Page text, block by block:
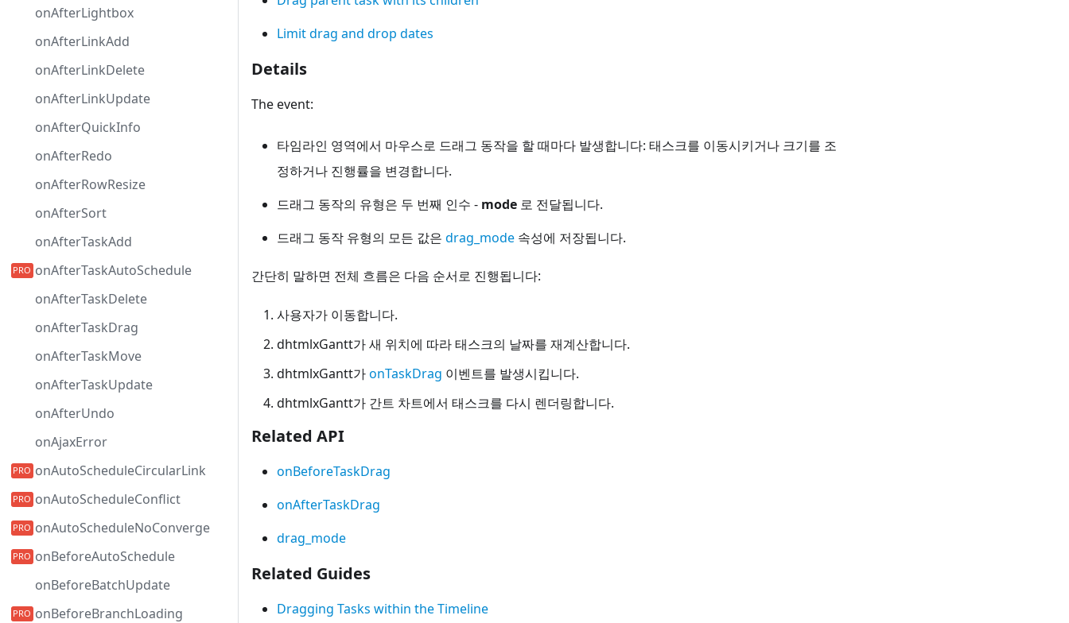
onAfterLightbox
onAfterLinkAdd
onAfterLinkDelete
onAfterLinkUpdate
onAfterQuickInfo
onAfterRedo
onAfterRowResize
onAfterSort
onAfterTaskAdd
onAfterTaskAutoSchedule
onAfterTaskDelete
onAfterTaskDrag
onAfterTaskMove
onAfterTaskUpdate
onAfterUndo
onAjaxError
onAutoScheduleCircularLink
onAutoScheduleConflict
onAutoScheduleNoConverge
onBeforeAutoSchedule
onBeforeBatchUpdate
onBeforeBranchLoading
Limit drag and drop dates
Details
The event:
타임라인 영역에서 마우스로 드래그 동작을 할 때마다 발생합니다: 태스크를 이동시키거나 크기를 조
정하거나 진행률을 변경합니다.
드래그 동작의 유형은 두 번째 인수 - mode 로 전달됩니다.
드래그 동작 유형의 모든 값은 drag_mode 속성에 저장됩니다.
간단히 말하면 전체 흐름은 다음 순서로 진행됩니다:
사용자가 이동합니다.
dhtmlxGantt가 새 위치에 따라 태스크의 날짜를 재계산합니다.
dhtmlxGantt가onTaskDrag 이벤트를 발생시킵니다.
dhtmlxGantt가 간트 차트에서 태스크를 다시 렌더링합니다.
Related API
onBeforeTaskDrag
onAfterTaskDrag
drag_mode
Related Guides
Dragging Tasks within the Timeline